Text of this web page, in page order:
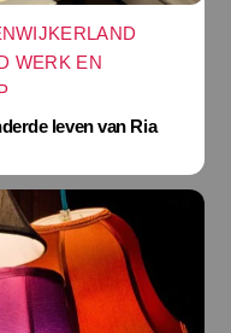
WERK EN
leven van Ria